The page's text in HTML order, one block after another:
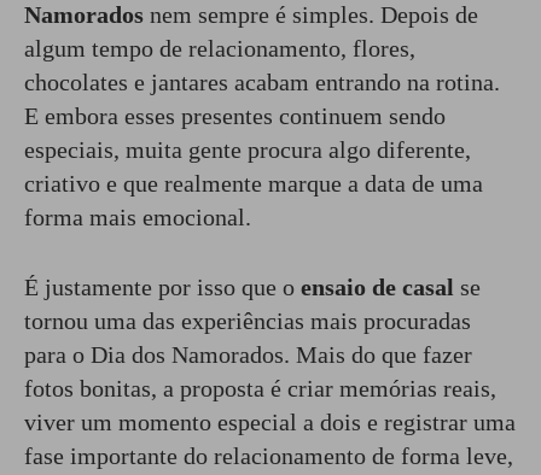
Namorados nem sempre é simples. Depois de
algum tempo de relacionamento, flores,
chocolates e jantares acabam entrando na rotina.
E embora esses presentes continuem sendo
especiais, muita gente procura algo diferente,
criativo e que realmente marque a data de uma
forma mais emocional.
É justamente por isso que o ensaio de casal se
tornou uma das experiências mais procuradas
para o Dia dos Namorados. Mais do que fazer
fotos bonitas, a proposta é criar memórias reais,
viver um momento especial a dois e registrar uma
fase importante do relacionamento de forma leve,